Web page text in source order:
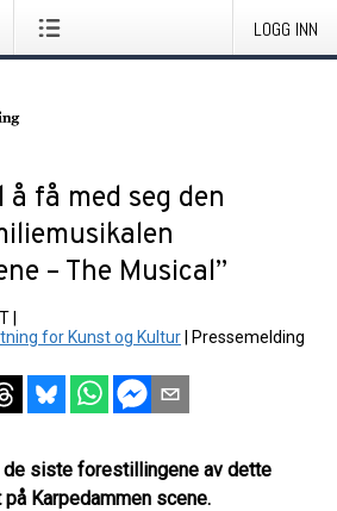
LOGG INN
få med seg den
– The Musical”
for Kunst og Kultur
Pressemelding
siste forestillingene av dette
Karpedammen scene.